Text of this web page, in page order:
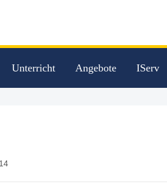
Unterricht Angebote IServ